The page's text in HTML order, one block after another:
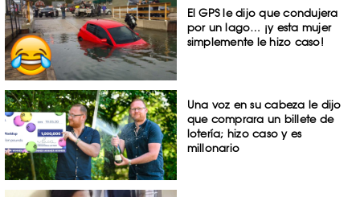
El GPS le dijo que condujera
por un lago… ¡y esta mujer
simplemente le hizo caso!
Una voz en su cabeza le dijo
que comprara un billete de
lotería; hizo caso y es
millonario